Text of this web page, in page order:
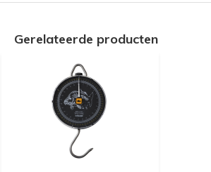
Gerelateerde producten